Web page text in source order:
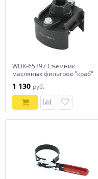
WDK-65397 Съемник
масляных фильтров "краб"
1 130 руб.